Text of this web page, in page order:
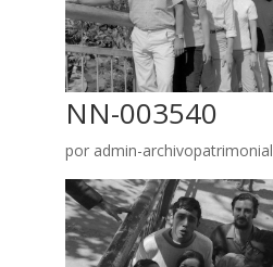
NN-003540
por admin-archivopatrimonial